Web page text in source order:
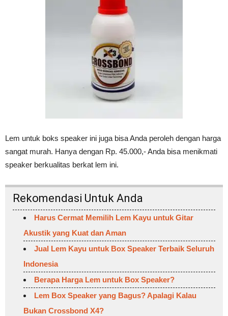
Lem untuk boks speaker ini juga bisa Anda peroleh dengan harga
sangat murah. Hanya dengan Rp. 45.000,- Anda bisa menikmati
speaker berkualitas berkat lem ini.
Rekomendasi Untuk Anda
Harus Cermat Memilih Lem Kayu untuk Gitar
Akustik yang Kuat dan Aman
Jual Lem Kayu untuk Box Speaker Terbaik Seluruh
Indonesia
Berapa Harga Lem untuk Box Speaker?
Lem Box Speaker yang Bagus? Apalagi Kalau
Bukan Crossbond X4?